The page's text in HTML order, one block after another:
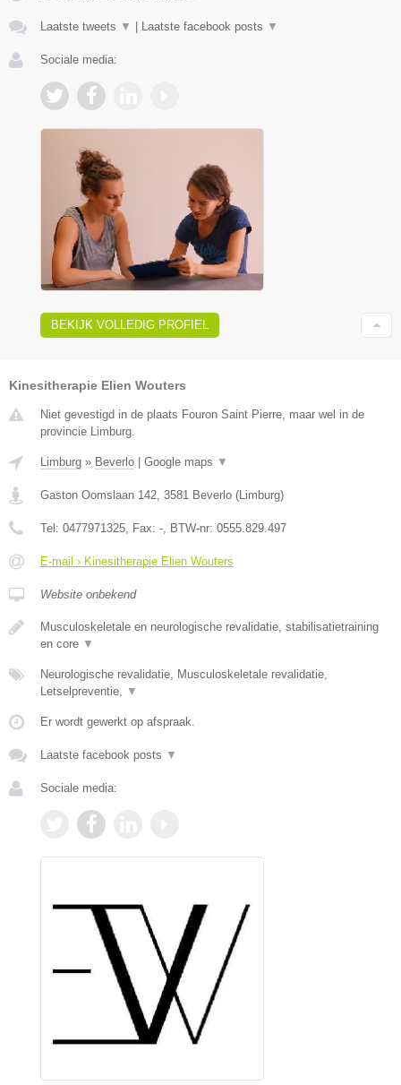
Laatste tweets ▼ | Laatste facebook posts ▼
Sociale media:
BEKIJK VOLLEDIG PROFIEL
Kinesitherapie Elien Wouters
Niet gevestigd in de plaats Fouron Saint Pierre, maar wel in de
provincie Limburg.
Limburg » Beverlo Google maps ▼
Gaston Oomslaan 142, 3581 Beverlo (Limburg)
Tel: 0477971325, Fax: -, BTW-nr: 0555.829.497
E-mail › Kinesitherapie Elien Wouters
Website onbekend
Musculoskeletale en neurologische revalidatie, stabilisatietraining
en core ▼
Neurologische revalidatie, Musculoskeletale revalidatie,
Letselpreventie, ▼
Er wordt gewerkt op afspraak.
Laatste facebook posts ▼
Sociale media: